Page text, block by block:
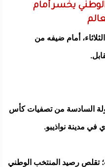
يخسر أمام
أمام ضيفه من
السادسة من تصفيات كأس
تقلص رصيد المنتخب الوطني